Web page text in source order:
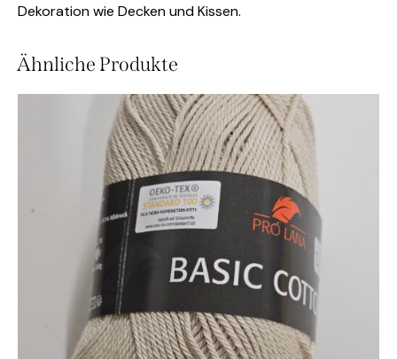
Dekoration wie Decken und Kissen.
Ähnliche Produkte